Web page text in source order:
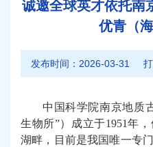
诚邀全球英才依托南
优青（
发布时间： 2026-03-31
中国科学院南京地质
生物所”）成立于1951年
湖畔，目前是我国唯一专